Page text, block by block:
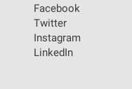
Facebook
Twitter
Instagram
LinkedIn